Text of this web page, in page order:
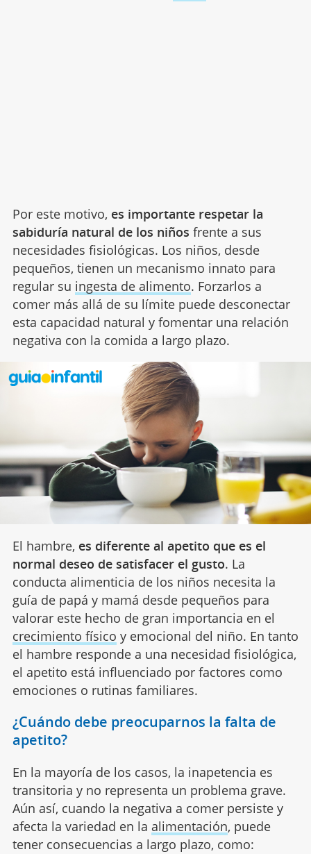
Por este motivo, es importante respetar la
sabiduría natural de los niños frente a sus
necesidades fisiológicas. Los niños, desde
pequeños, tienen un mecanismo innato para
regular su ingesta de alimento. Forzarlos a
comer más allá de su límite puede desconectar
esta capacidad natural y fomentar una relación
negativa con la comida a largo plazo.
El hambre, es diferente al apetito que es el
normal deseo de satisfacer el gusto. La
conducta alimenticia de los niños necesita la
guía de papá y mamá desde pequeños para
valorar este hecho de gran importancia en el
crecimiento físico y emocional del niño. En tanto
el hambre responde a una necesidad fisiológica,
el apetito está influenciado por factores como
emociones o rutinas familiares.
¿Cuándo debe preocuparnos la falta de
apetito?
En la mayoría de los casos, la inapetencia es
transitoria y no representa un problema grave.
Aún así, cuando la negativa a comer persiste y
afecta la variedad en la alimentación, puede
tener consecuencias a largo plazo, como: